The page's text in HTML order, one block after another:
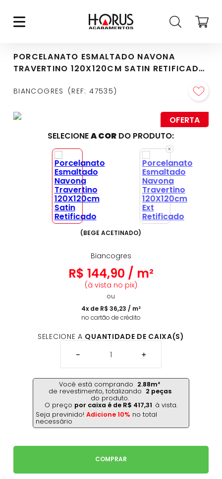
PORCELANATO ESMALTADO NAVONA
TRAVERTINO 120X120CM SATIN RETIFICADO
BIANCOGRES REF:47535
OFERTA
SELECIONEA COR DO PRODUTO:
(BEGE ACETINADO)
Biancogres
R$ 144,90 / m²
(à vista no pix)
ou
4x de R$ 36,23 / m²
no cartão de crédito
SELECIONE A QUANTIDADE DE CAIXA(S)
＋
－
Você está comprando 2.88m²
de revestimento,totalizando 2 peças
do produto.
O preço por caixa é de R$ 417,31 à vista.
Seja previnido!Adicione 10% no total
necessário
COMPRAR